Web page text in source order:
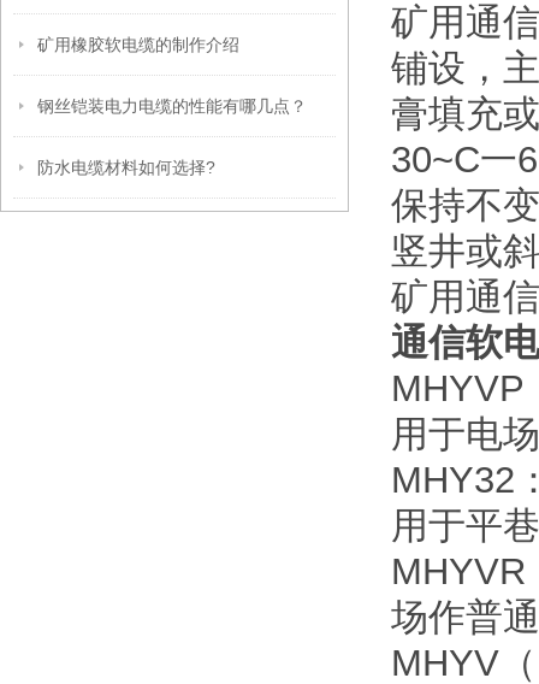
矿用橡胶软电缆的制作介绍
钢丝铠装电力电缆的性能有哪几点？
防水电缆材料如何选择?
矿用通
铺设，
膏填充
30~C一
保持不
竖井或
矿用通
通信软
MHYVP
用于电
MHY32
用于平
MHYVR
场作普
MHYV